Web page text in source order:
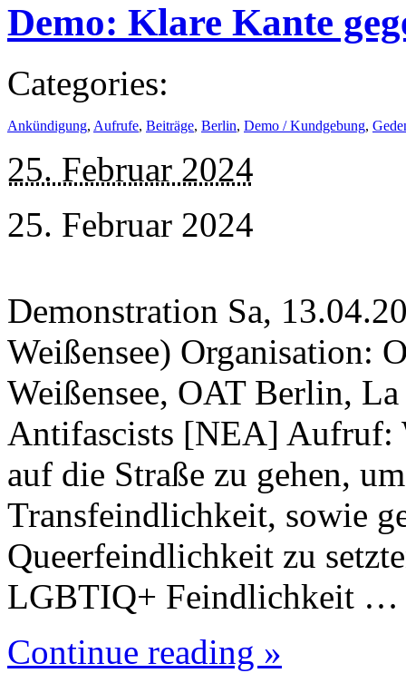
Demo: Klare Kante
Categories:
Ankündigung, Aufrufe, Beiträge, Berlin, Demo / Kundgebung,
25. Februar 2024
25. Februar 2024
Demonstration Sa,
Weißensee) Organisation:
Weißensee, OAT Berlin,
Antifascists [NEA] Aufruf:
auf die Straße zu gehen,
Transfeindlichkeit, sowie
Queerfeindlichkeit zu
LGBTIQ+ Feindlichkeit …
Continue reading »